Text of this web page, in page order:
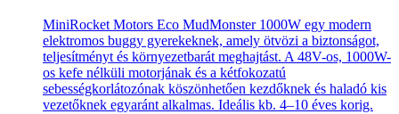
MiniRocket Motors Eco MudMonster 1000W egy modern
elektromos buggy gyerekeknek, amely ötvözi a biztonságot,
teljesítményt és környezetbarát meghajtást. A 48V-os, 1000W-
os kefe nélküli motorjának és a kétfokozatú
sebességkorlátozónak köszönhetően kezdőknek és haladó kis
vezetőknek egyaránt alkalmas. Ideális kb. 4–10 éves korig.